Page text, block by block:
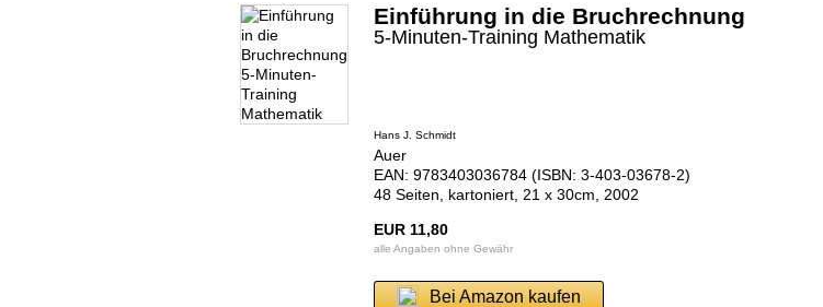
Einführung in die Bruchrechnung
5-Minuten-Training Mathematik
Hans J. Schmidt
Auer
EAN: 9783403036784 (ISBN: 3-403-03678-2)
48 Seiten, kartoniert, 21 x 30cm, 2002
EUR 11,80
alle Angaben ohne Gewähr
Bei Amazon kaufen